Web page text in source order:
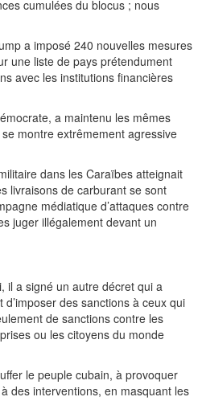
cumulées du blocus ; nous
a imposé 240 nouvelles mesures
une liste de pays prétendument
avec les institutions financières
a maintenu les mêmes
montre extrêmement agressive
dans les Caraïbes atteignait
livraisons de carburant se sont
médiatique d’attaques contre
juger illégalement devant un
il a signé un autre décret qui a
des sanctions à ceux qui
de sanctions contre les
ou les citoyens du monde
le peuple cubain, à provoquer
des interventions, en masquant les